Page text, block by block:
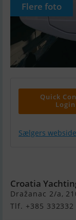
Flere foto
Quick
Login
Sælgers webside
Croatia
Dražanac 2/a,
Tlf. +385 332332